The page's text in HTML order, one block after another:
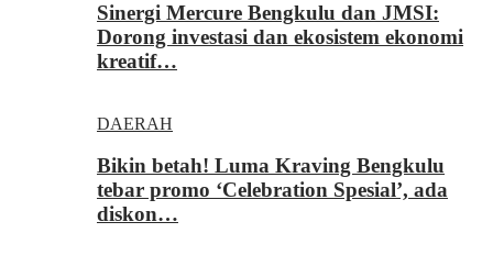
Sinergi Mercure Bengkulu dan JMSI:
Dorong investasi dan ekosistem ekonomi
kreatif…
DAERAH
Bikin betah! Luma Kraving Bengkulu
tebar promo ‘Celebration Spesial’, ada
diskon…